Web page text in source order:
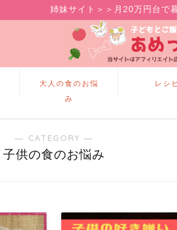
姉妹サイト＞＞月20万円台で
大人の食のお悩
み
レシ
― CATEGORY ―
子供の食のお悩み